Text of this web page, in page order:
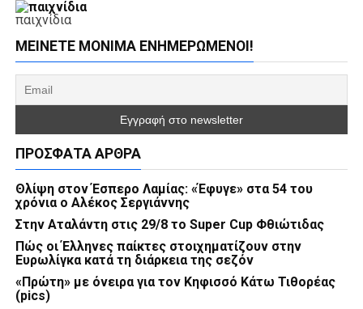
παιχνίδια
ΜΕΊΝΕΤΕ ΜΌΝΙΜΑ ΕΝΗΜΕΡΏΜΕΝΟΙ!
ΠΡΌΣΦΑΤΑ ΆΡΘΡΑ
Θλίψη στον Έσπερο Λαμίας: «Έφυγε» στα 54 του
χρόνια ο Αλέκος Σεργιάννης
Στην Αταλάντη στις 29/8 το Super Cup Φθιώτιδας
Πώς οι Έλληνες παίκτες στοιχηματίζουν στην
Ευρωλίγκα κατά τη διάρκεια της σεζόν
«Πρώτη» με όνειρα για τον Κηφισσό Κάτω Τιθορέας
(pics)